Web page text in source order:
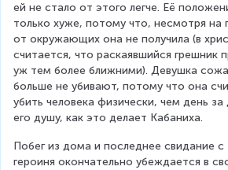
ей не стало от этого легче. Её
только хуже, потому что, несмотря на
от окружающих она не получила (в
считается, что раскаявшийся грешник
уж тем более ближними). Девушка
больше не убивают, потому что она
убить человека физически, чем день
его душу, как это делает Кабаниха.
Побег из дома и последнее свидание с
героиня окончательно убеждается в